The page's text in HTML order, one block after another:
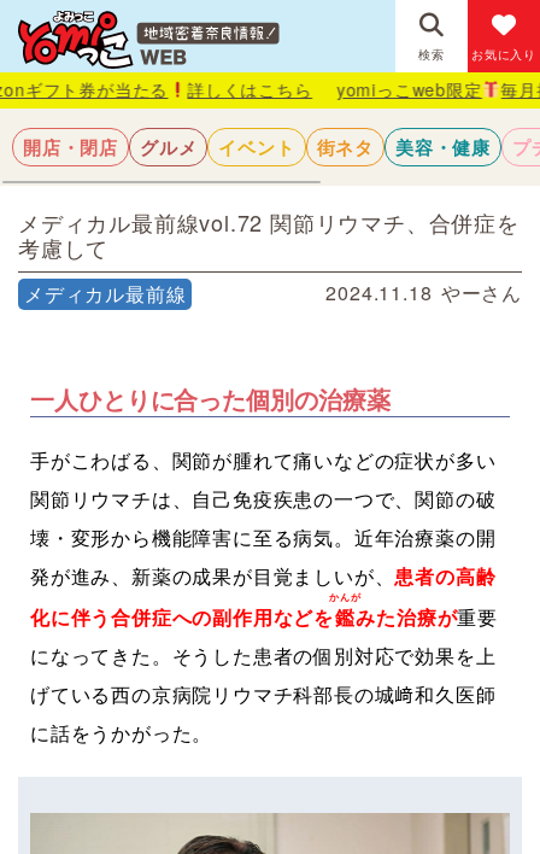
検索 お気に入り
当たる 詳しくはこちら yomiっこweb限定 毎月抽選で1名様
開店・閉店 グルメ イベント 街ネタ 美容・健康 プ
メディカル最前線vol.72 関節リウマチ、合併症を
考慮して
メディカル最前線 2024.11.18 やーさん
一人ひとりに合った個別の治療薬
手がこわばる、関節が腫れて痛いなどの症状が多い
関節リウマチは、自己免疫疾患の一つで、関節の破
壊・変形から機能障害に至る病気。近年治療薬の開
発が進み、新薬の成果が目覚ましいが、患者の高齢
化に伴う合併症への副作用などを鑑
かんが
みた治療が重要
になってきた。そうした患者の個別対応で効果を上
げている西の京病院リウマチ科部長の城﨑和久医師
に話をうかがった。